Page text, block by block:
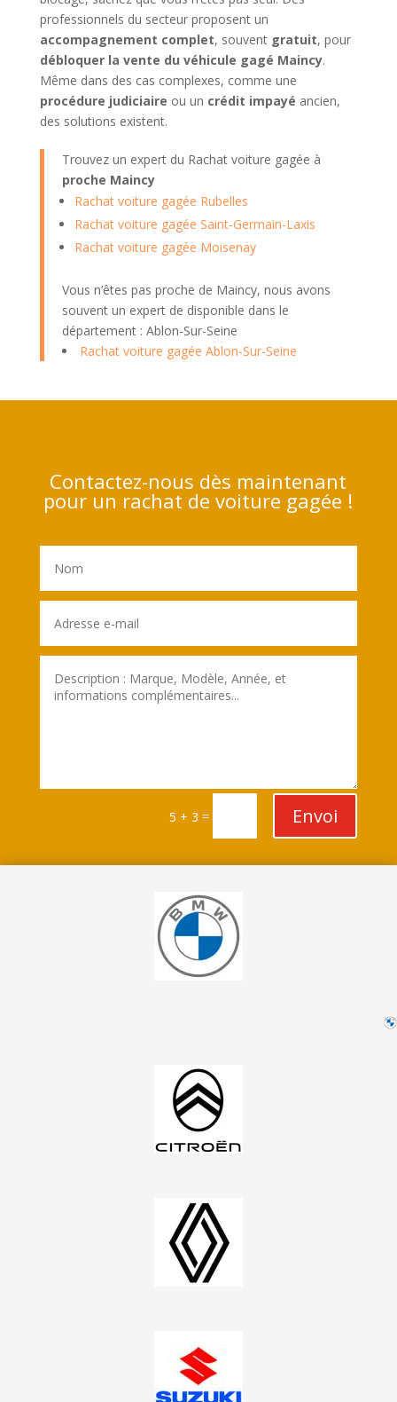
professionnels du secteur proposent un
accompagnement complet, souvent gratuit, pour
débloquer la vente du véhicule gagé Maincy.
Même dans des cas complexes, comme une
procédure judiciaire ou un crédit impayé ancien,
des solutions existent.
Trouvez un expert du Rachat voiture gagée à
proche Maincy
Rachat voiture gagée Rubelles
Rachat voiture gagée Saint-Germain-Laxis
Rachat voiture gagée Moisenay
Vous n’êtes pas proche de Maincy, nous avons
souvent un expert de disponible dans le
département : Ablon-Sur-Seine
Rachat voiture gagée Ablon-Sur-Seine
Contactez-nous dès maintenant
pour un rachat de voiture gagée !
5 + 3 = Envoi